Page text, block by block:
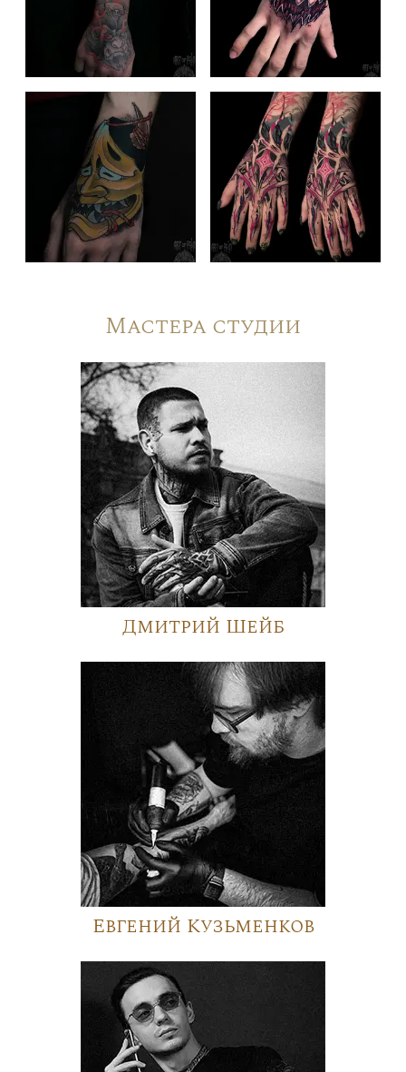
Мастера студии
Дмитрий Шейб
Евгений Кузьменков